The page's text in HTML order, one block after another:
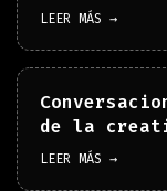
LEER MÁS →
de la
LEER MÁS →